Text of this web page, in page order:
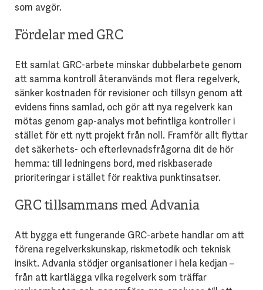
som avgör.
Fördelar med GRC
Ett samlat GRC-arbete minskar dubbelarbete genom
att samma kontroll återanvänds mot flera regelverk,
sänker kostnaden för revisioner och tillsyn genom att
evidens finns samlad, och gör att nya regelverk kan
mötas genom gap-analys mot befintliga kontroller i
stället för ett nytt projekt från noll. Framför allt flyttar
det säkerhets- och efterlevnadsfrågorna dit de hör
hemma: till ledningens bord, med riskbaserade
prioriteringar i stället för reaktiva punktinsatser.
GRC tillsammans med Advania
Att bygga ett fungerande GRC-arbete handlar om att
förena regelverkskunskap, riskmetodik och teknisk
insikt. Advania stödjer organisationer i hela kedjan –
från att kartlägga vilka regelverk som träffar